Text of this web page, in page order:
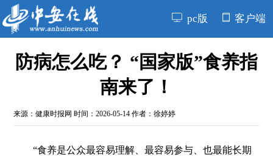
pc版 客户端
防病怎么吃？ “国家版”食养指
南来了！
来源：健康时报网 时间：2026-05-14 作者：徐婷婷
“食养是公众最容易理解、最容易参与、也最能长期